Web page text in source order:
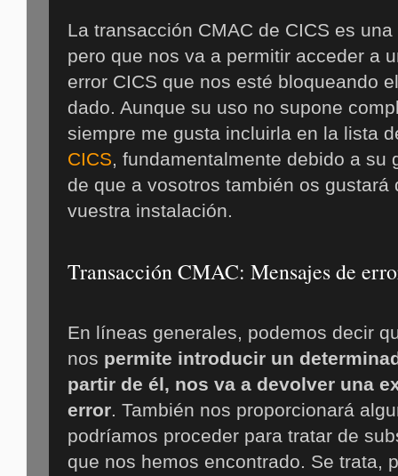
La transacción CMAC de CICS es
pero que nos va a permitir acceder a
error CICS que nos esté bloqueando
dado. Aunque su uso no supone
siempre me gusta incluirla en la lista
CICS, fundamentalmente debido a su
de que a vosotros también os
vuestra instalación.
Transacción CMAC: Mensajes de
En líneas generales, podemos decir
nos permite introducir un
partir de él, nos va a devolver una
error. También nos proporcionará
podríamos proceder para tratar de
que nos hemos encontrado. Se trata,